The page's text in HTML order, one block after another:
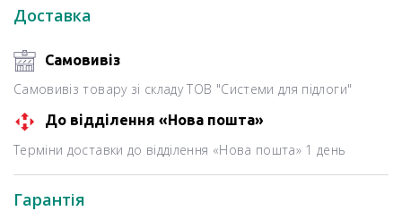
Доставка
Самовивіз
Самовивіз товару зі складу ТОВ "Системи для підлоги"
До відділення «Нова пошта»
Терміни доставки до відділення «Нова пошта» 1 день
Гарантія